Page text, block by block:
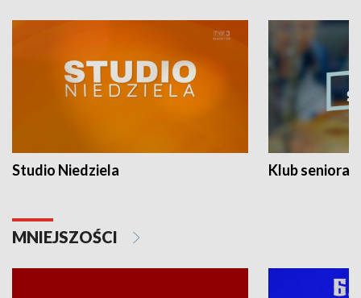
Studio Niedziela Klub seniora
MNIEJSZOŚCI